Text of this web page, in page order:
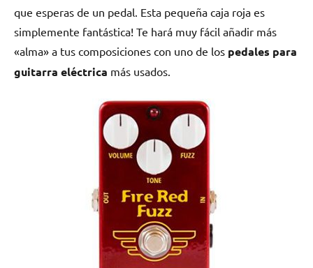
que esperas de un pedal. Esta pequeña caja roja es
simplemente fantástica! Te hará muy fácil añadir más
«alma» a tus composiciones con uno de los pedales para
guitarra eléctrica más usados.